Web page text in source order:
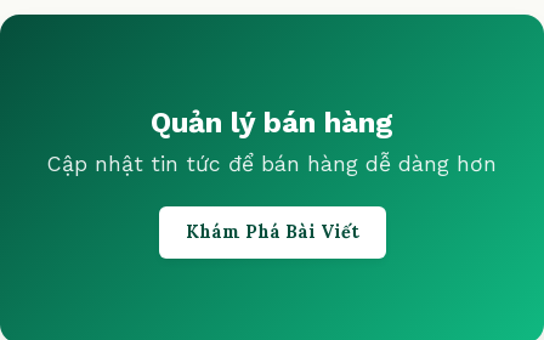
Quản lý bán hàng
Cập nhật tin tức để bán hàng dễ dàng hơn
Khám Phá Bài Viết